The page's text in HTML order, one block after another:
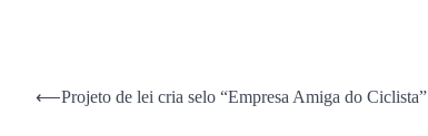
Navegação
⟵Projeto de lei cria selo “Empresa Amiga do Ciclista”